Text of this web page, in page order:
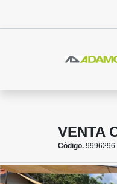
VENTA
Código. 9996296